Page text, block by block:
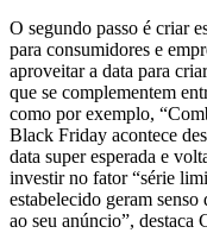
O segundo passo é criar
para consumidores e
aproveitar a data para
que se complementem
como por exemplo,
Black Friday acontece
data super esperada e
investir no fator “série
estabelecido geram senso
ao seu anúncio”, destaca